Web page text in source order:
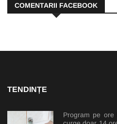
COMENTARII FACEBOOK
TENDINȚE
Program pe